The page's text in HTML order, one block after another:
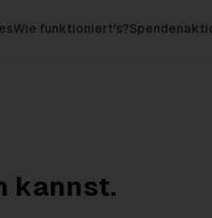
Wie funktioniert's?
kannst.